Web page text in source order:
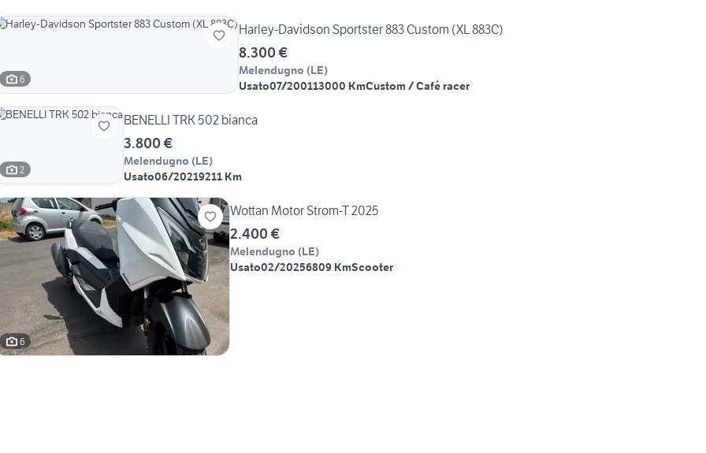
6
Harley-Davidson Sportster 883 Custom (XL 883C)
8.300 €
Melendugno (LE)
Usato07/200113000 KmCustom / Café racer
2
BENELLI TRK 502 bianca
3.800 €
Melendugno (LE)
Usato06/20219211 Km
6
Wottan Motor Strom-T 2025
2.400 €
Melendugno (LE)
Usato02/20256809 KmScooter